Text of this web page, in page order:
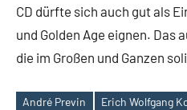
CD dürfte sich auch gut als
und Golden Age eignen.
die im Großen und Ganzen
André Previn
Erich Wolfgang